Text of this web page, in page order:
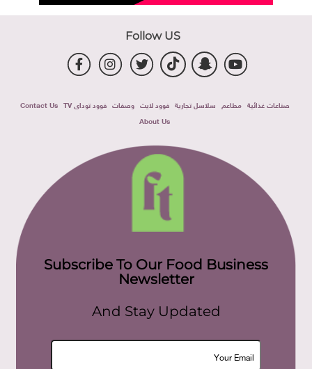
Follow US
صناعات غذائية مطاعم سلاسل تجارية فوود لايت وصفات فوود توداى TV
Contact Us
About Us
Subscribe To Our Food Business
Newsletter
And Stay Updated